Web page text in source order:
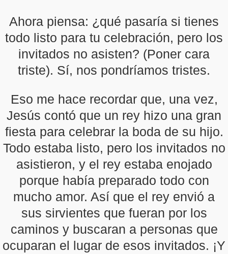
Ahora piensa: ¿qué pasaría si tienes
todo listo para tu celebración, pero los
invitados no asisten? (Poner cara
triste). Sí, nos pondríamos tristes.
Eso me hace recordar que, una vez,
Jesús contó que un rey hizo una gran
fiesta para celebrar la boda de su hijo.
Todo estaba listo, pero los invitados no
asistieron, y el rey estaba enojado
porque había preparado todo con
mucho amor. Así que el rey envió a
sus sirvientes que fueran por los
caminos y buscaran a personas que
ocuparan el lugar de esos invitados. ¡Y